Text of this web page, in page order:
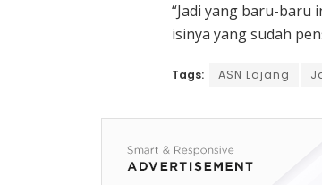
“Jadi yang baru-
isinya yang sudah
Tags: ASN Lajang